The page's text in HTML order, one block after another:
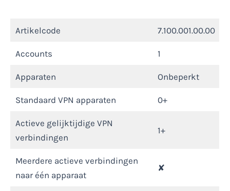
Artikelcode 7.100.001.00.00
Accounts 1
Apparaten Onbeperkt
Standaard VPN apparaten 0+
Actieve gelijktijdige VPN
verbindingen
1+
Meerdere actieve verbindingen
naar één apparaat
✘